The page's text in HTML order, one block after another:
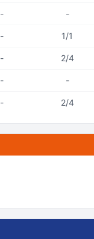
- -
- 1/1
- 2/4
- -
- 2/4